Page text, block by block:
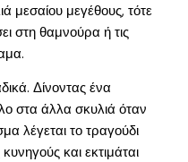
μεσαίου μεγέθους, τότε
στη θαμνούρα ή τις
Δίνοντας ένα
στα άλλα σκυλιά όταν
λέγεται το τραγούδι
και εκτιμάται